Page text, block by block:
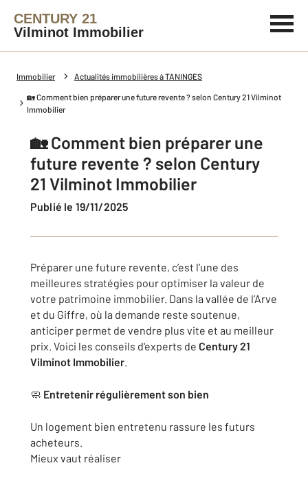
CENTURY 21
Vilminot Immobilier
Immobilier Actualités immobilières à TANINGES
🏡 Comment bien préparer une future revente ? selon Century 21 Vilminot
Immobilier
🏡 Comment bien préparer une
future revente ? selon Century
21 Vilminot Immobilier
Publié le 19/11/2025
Préparer une future revente, c’est l’une des
meilleures stratégies pour optimiser la valeur de
votre patrimoine immobilier. Dans la vallée de l’Arve
et du Giffre, où la demande reste soutenue,
anticiper permet de vendre plus vite et au meilleur
prix. Voici les conseils d'experts de Century 21
Vilminot Immobilier.
🧼 Entretenir régulièrement son bien
Un logement bien entretenu rassure les futurs
acheteurs.
Mieux vaut réaliser